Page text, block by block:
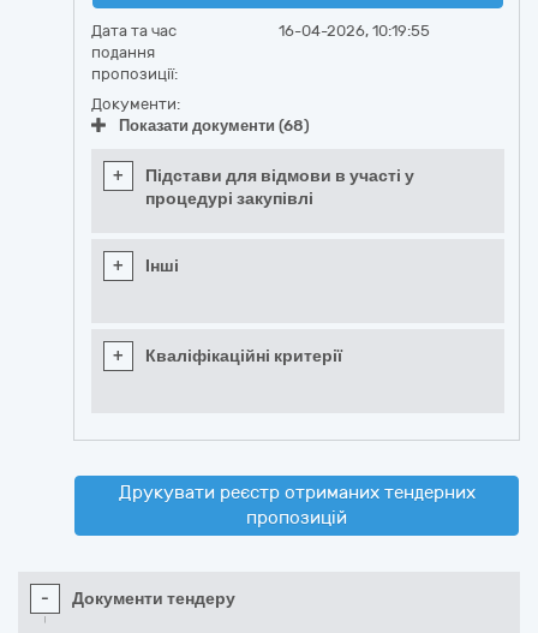
Дата та час
подання
пропозиції:
16-04-2026, 10:19:55
Документи:
Показати документи (68)
+
Підстави для відмови в участі у
процедурі закупівлі
+ Інші
+ Кваліфікаційні критерії
Друкувати реєстр отриманих тендерних
пропозицій
- Документи тендеру